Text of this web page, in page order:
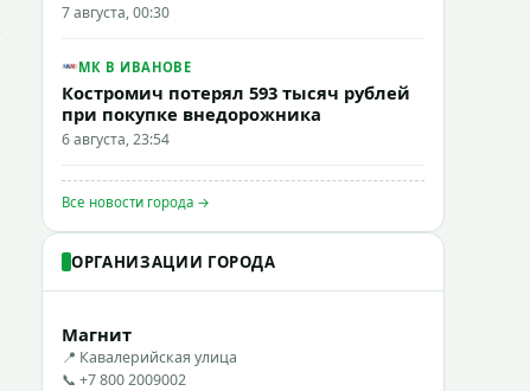
7 августа, 00:30
МК В ИВАНОВЕ
Костромич потерял 593 тысяч рублей
при покупке внедорожника
6 августа, 23:54
Все новости города →
ОРГАНИЗАЦИИ ГОРОДА
Магнит
📍 Кавалерийская улица
📞 +7 800 2009002